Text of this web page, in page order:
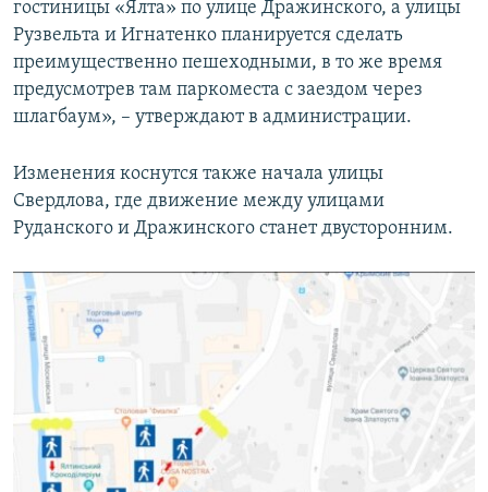
гостиницы «Ялта» по улице Дражинского, а улицы
Рузвельта и Игнатенко планируется сделать
преимущественно пешеходными, в то же время
предусмотрев там паркоместа с заездом через
шлагбаум», – утверждают в администрации.
Изменения коснутся также начала улицы
Свердлова, где движение между улицами
Руданского и Дражинского станет двусторонним.